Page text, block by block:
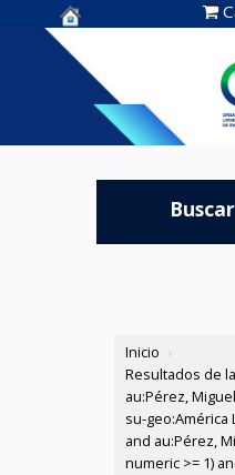
Centro de
Documentación
OLADE -
Buscar
Inicio ›
Resultados de
au:Pérez,
su-geo:América
and au:Pérez,
numeric >= 1)